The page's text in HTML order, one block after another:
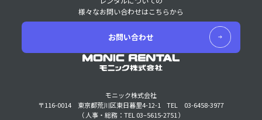
モニック株式会社
〒116-0014 東京都荒川区東日暮里4-12-1
TEL 03-6458-3977
（ 人事・総務：TEL 03–5615-2751 ）
様々なお問い合わせはこちらから
お問い合わせ